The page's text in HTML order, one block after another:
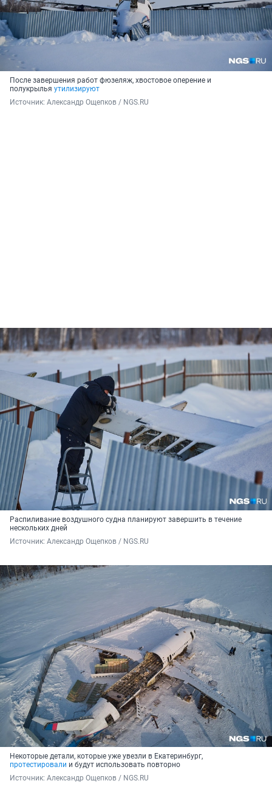
После завершения работ фюзеляж, хвостовое оперение и
полукрылья утилизируют
Источник: Александр Ощепков / NGS.RU
Распиливание воздушного судна планируют завершить в течение
нескольких дней
Источник: Александр Ощепков / NGS.RU
Некоторые детали, которые уже увезли в Екатеринбург,
протестировали и будут использовать повторно
Источник: Александр Ощепков / NGS.RU